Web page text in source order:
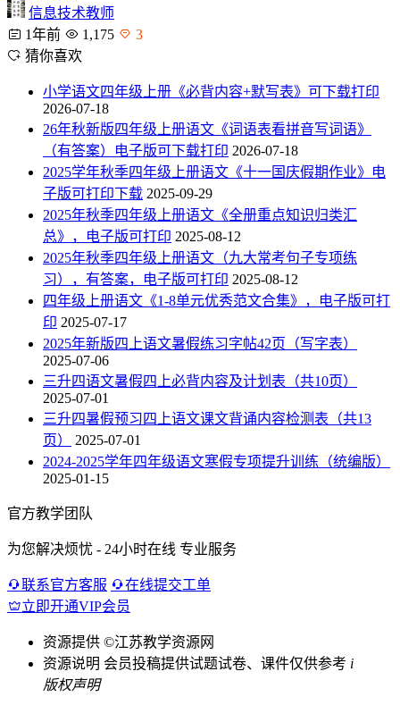
信息技术教师
1年前
1,175
3
猜你喜欢
小学语文四年级上册《必背内容+默写表》可下载打印
2026-07-18
26年秋新版四年级上册语文《词语表看拼音写词语》
（有答案）电子版可下载打印 2026-07-18
2025学年秋季四年级上册语文《十一国庆假期作业》电
子版可打印下载 2025-09-29
2025年秋季四年级上册语文《全册重点知识归类汇
总》，电子版可打印 2025-08-12
2025年秋季四年级上册语文（九大常考句子专项练
习），有答案，电子版可打印 2025-08-12
四年级上册语文《1-8单元优秀范文合集》，电子版可打
印 2025-07-17
2025年新版四上语文暑假练习字帖42页（写字表）
2025-07-06
三升四语文暑假四上必背内容及计划表（共10页）
2025-07-01
三升四暑假预习四上语文课文背诵内容检测表（共13
页）
2025-07-01
2024-2025学年四年级语文寒假专项提升训练（统编版）
2025-01-15
官方教学团队
为您解决烦忧 - 24小时在线 专业服务
联系官方客服
在线提交工单
立即开通VIP会员
资源提供 ©江苏教学资源网
资源说明 会员投稿提供试题试卷、课件仅供参考 i
版权声明